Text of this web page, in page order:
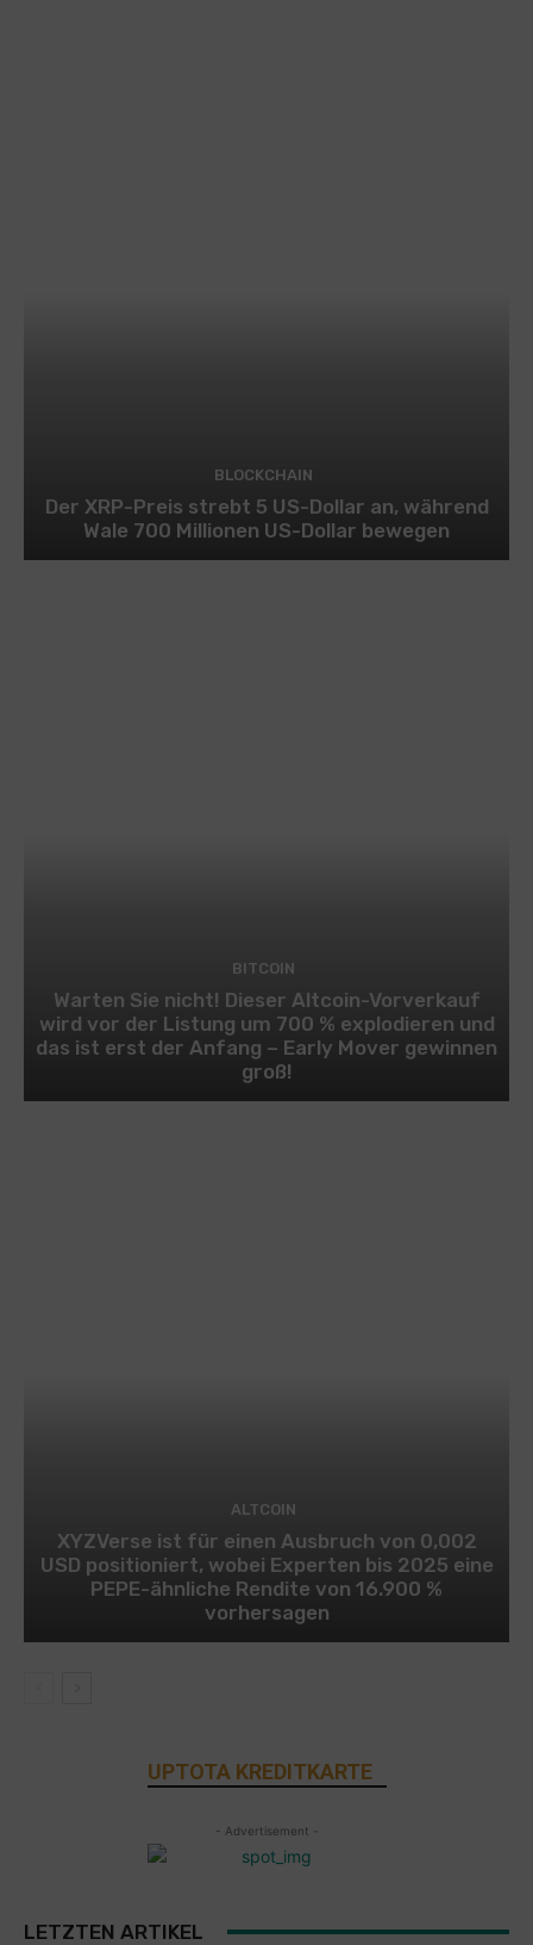
BLOCKCHAIN
Der XRP-Preis strebt 5 US-Dollar an, während
Wale 700 Millionen US-Dollar bewegen
BITCOIN
Warten Sie nicht! Dieser Altcoin-Vorverkauf
wird vor der Listung um 700 % explodieren und
das ist erst der Anfang – Early Mover gewinnen
groß!
ALTCOIN
XYZVerse ist für einen Ausbruch von 0,002
USD positioniert, wobei Experten bis 2025 eine
PEPE-ähnliche Rendite von 16.900 %
vorhersagen
UPTOTA KREDITKARTE
- Advertisement -
LETZTEN ARTIKEL